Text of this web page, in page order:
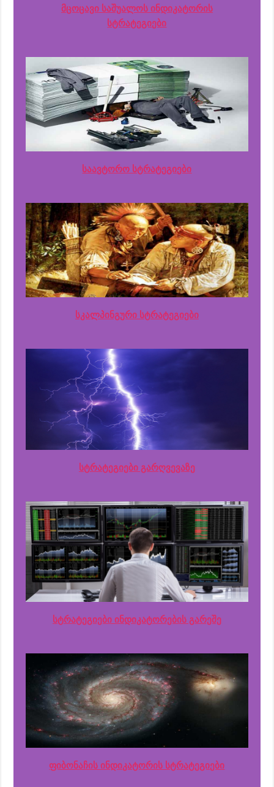
მცოცავი საშუალოს ინდიკატორის
სტრატეგიები
საავტორო სტრატეგიები
სკალპინგური სტრატეგიები
სტრატეგიები გარღვევაზე
სტრატეგიები ინდიკატორების გარეშე
ფიბონაჩის ინდიკატორის სტრატეგიები